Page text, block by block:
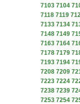
7103 7104
7118 7119
7133 7134
7148 7149
7163 7164
7178 7179
7193 7194
7208 7209
7223 7224
7238 7239
7253 7254